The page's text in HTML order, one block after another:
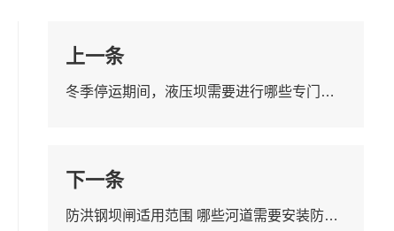
上一条
冬季停运期间，液压坝需要进行哪些专门的越冬保养措施？
下一条
防洪钢坝闸适用范围 哪些河道需要安装防洪钢坝闸